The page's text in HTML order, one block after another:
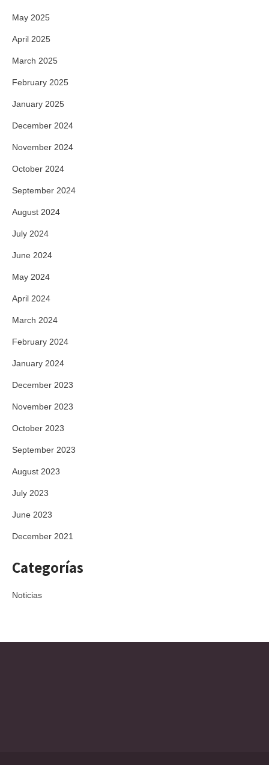
May 2025
April 2025
March 2025
February 2025
January 2025
December 2024
November 2024
October 2024
September 2024
August 2024
July 2024
June 2024
May 2024
April 2024
March 2024
February 2024
January 2024
December 2023
November 2023
October 2023
September 2023
August 2023
July 2023
June 2023
December 2021
Categorías
Noticias